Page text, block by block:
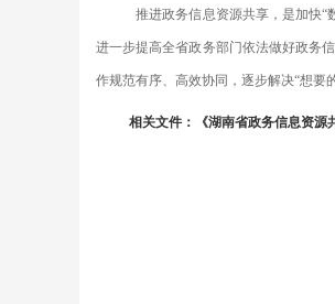
推进政务信息资源共享，是加快“
进一步提高全省政务部门依法做好政务
作规范有序、高效协同，逐步解决“想要
相关文件：《湖南省政务信息资源